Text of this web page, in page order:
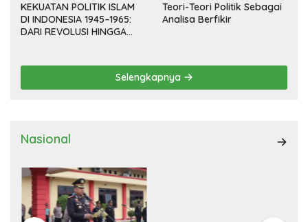
KEKUATAN POLITIK ISLAM
DI INDONESIA 1945–1965:
DARI REVOLUSI HINGGA
Teori-Teori Politik Sebagai
Analisa Berfikir
Selengkapnya
Nasional